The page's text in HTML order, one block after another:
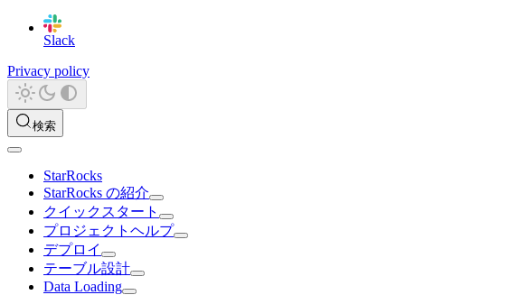
Slack
Privacy policy
検索
StarRocks
StarRocks の紹介
クイックスタート
プロジェクトヘルプ
デプロイ
テーブル設計
Data Loading